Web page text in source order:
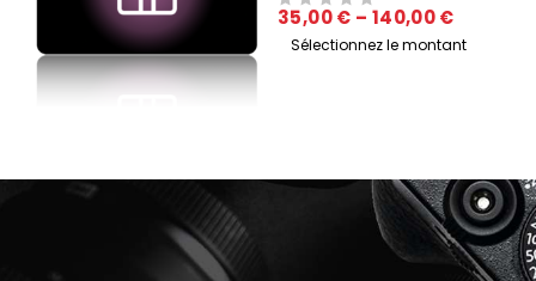
35,00€ – 140,00€
Sélectionnez le montant